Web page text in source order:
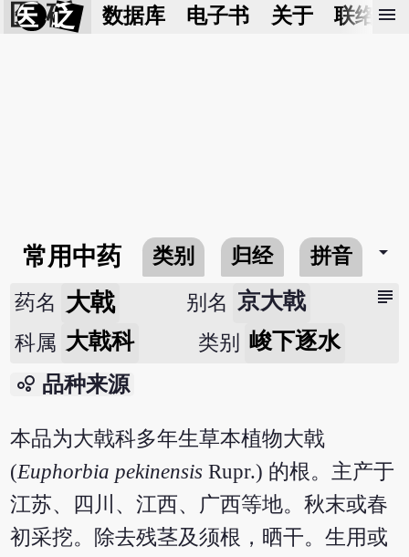
医 砭 数据库 电子书 关于 联络我
menu
常用中药 类别 归经 拼音 arrow_drop_down
subject
药名 大戟 别名 京大戟
科属 大戟科 类别 峻下逐水
bubble_chart 品种来源
本品为大戟科多年生草本植物大戟
(Euphorbia pekinensis Rupr.) 的根。主产于
江苏、四川、江西、广西等地。秋末或春
初采挖。除去残茎及须根，晒干。生用或